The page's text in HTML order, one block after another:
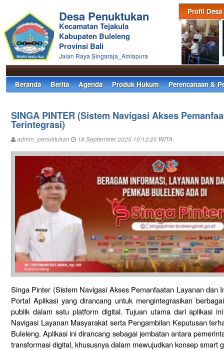
Profil Desa
Desa Penuktukan
Kecamatan Tejakula
Kabupaten Buleleng
Provinsi Bali
Jalan Raya Singaraja_Amlapura
Beranda Berita Agenda Produk Hukum Perencanaan &
SINGA PINTER (Sistem Navigasi Akses
Terintegrasi)
admin_penuktukan 18 September 2025 10:12:25 WITA
Singa Pinter (Sistem Navigasi Akses Pemanfaatan Layanan dan
Portal Aplikasi yang dirancang untuk mengintegrasikan
publik dalam satu platform digital. Tujuan utama dari aplikasi
Navigasi Layanan Masyarakat serta Pengambilan Keputusan
Buleleng. Aplikasi ini dirancang sebagai jembatan antara
transformasi digital, khususnya dalam mewujudkan konsep smart